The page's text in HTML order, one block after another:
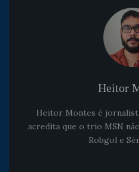
Heitor
Heitor Montes é
acredita que o trio MSN
Robgol e